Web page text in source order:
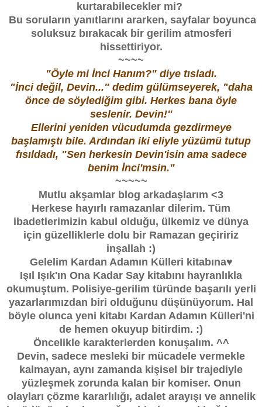
kurtarabilecekler mi?
Bu soruların yanıtlarını ararken, sayfalar boyunca
soluksuz bırakacak bir gerilim atmosferi
hissettiriyor.
~~~~
"Öyle mi İnci Hanım?" diye tısladı.
"İnci değil, Devin..." dedim gülümseyerek, "daha
önce de söylediğim gibi. Herkes bana öyle
seslenir. Devin!"
Ellerini yeniden vücudumda gezdirmeye
başlamıştı bile. Ardından iki eliyle yüzümü tutup
fısıldadı, "Sen herkesin Devin'isin ama sadece
benim İnci'msin."
~~~~~
Mutlu akşamlar blog arkadaşlarım <3
Herkese hayırlı ramazanlar dilerim. Tüm
ibadetlerimizin kabul olduğu, ülkemiz ve dünya
için güzelliklerle dolu bir Ramazan geçiririz
inşallah :)
Gelelim Kardan Adamın Külleri kitabına♥
Işıl Işık'ın Ona Kadar Say kitabını hayranlıkla
okumuştum. Polisiye-gerilim türünde başarılı yerli
yazarlarımızdan biri olduğunu düşünüyorum. Hal
böyle olunca yeni kitabı Kardan Adamın Külleri'ni
de hemen okuyup bitirdim. :)
Öncelikle karakterlerden konuşalım. ^^
Devin, sadece mesleki bir mücadele vermekle
kalmayan, aynı zamanda kişisel bir trajediyle
yüzleşmek zorunda kalan bir komiser. Onun
olayları çözme kararlılığı, adalet arayışı ve annelik